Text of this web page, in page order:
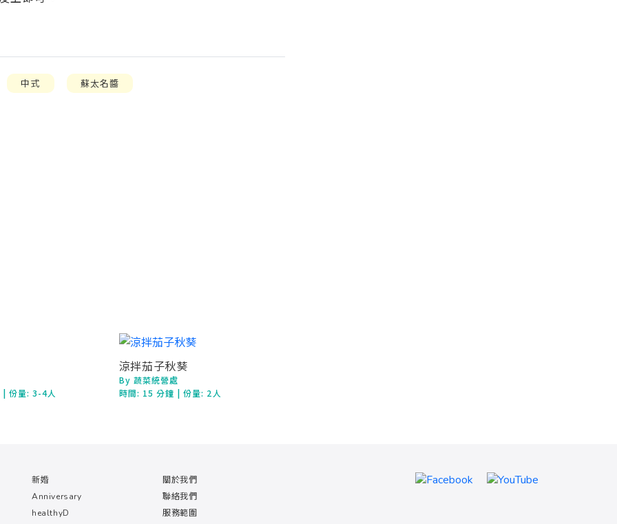
中式 蘇太名醬
| 份量: 3-4人
涼拌茄子秋葵
By 蔬菜統營處
時間: 15 分鐘 | 份量: 2人
新婚
Anniversary
healthyD
關於我們
聯絡我們
服務範圍